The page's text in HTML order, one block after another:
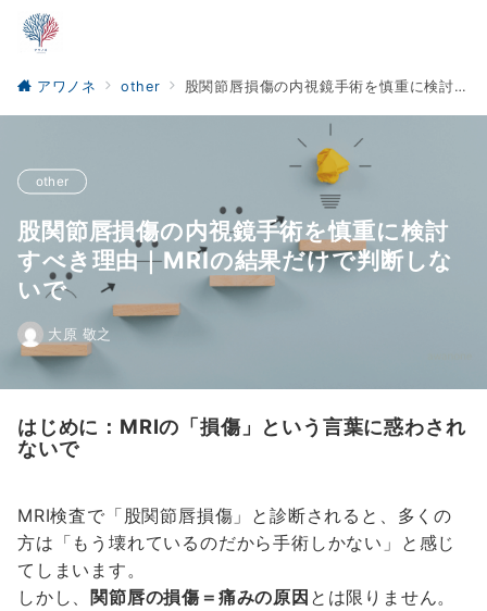
アワノネ other 股関節唇損傷の内視鏡手術を慎重に検討すべき理由｜MRIの結果だけで判断しないで
other
股関節唇損傷の内視鏡手術を慎重に検討
すべき理由｜MRIの結果だけで判断しな
いで
大原 敬之
はじめに：MRIの「損傷」という言葉に惑わされ
ないで
MRI検査で「股関節唇損傷」と診断されると、多くの
方は「もう壊れているのだから手術しかない」と感じ
てしまいます。
しかし、 関節唇の損傷＝痛みの原因 とは限りません。